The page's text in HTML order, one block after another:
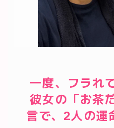
一度、フラれ
彼女の「お茶
言で、2人の運